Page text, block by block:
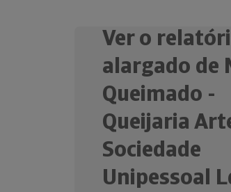
Ver o
alargado de
Queimado -
Queijaria
Sociedade
Unipessoal